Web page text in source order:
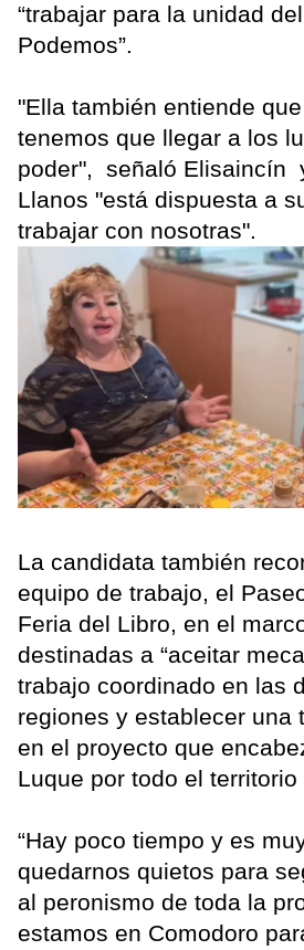
“trabajar para la unidad
Podemos”.
"Ella también entiende
tenemos que llegar a los
poder", señaló Elisaincín
Llanos "está dispuesta a
trabajar con nosotras".
La candidata también
equipo de trabajo, el
Feria del Libro, en el
destinadas a “aceitar
trabajo coordinado en las
regiones y establecer una
en el proyecto que
Luque por todo el territorio
“Hay poco tiempo y es
quedarnos quietos para
al peronismo de toda la
estamos en Comodoro